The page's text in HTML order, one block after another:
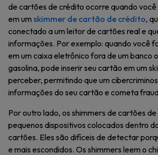
de cartões de crédito ocorre quando você
em um skimmer de cartão de crédito,
conectado a um leitor de cartões real e
informações. Por exemplo: quando você
em um caixa eletrônico fora de um banco
gasolina, pode inserir seu cartão em um
perceber, permitindo que um
informações do seu cartão e cometa
Por outro lado, os shimmers de cartões
pequenos dispositivos colocados dentro
cartões. Eles são difíceis de detectar
e mais escondidos. Os shimmers leem o